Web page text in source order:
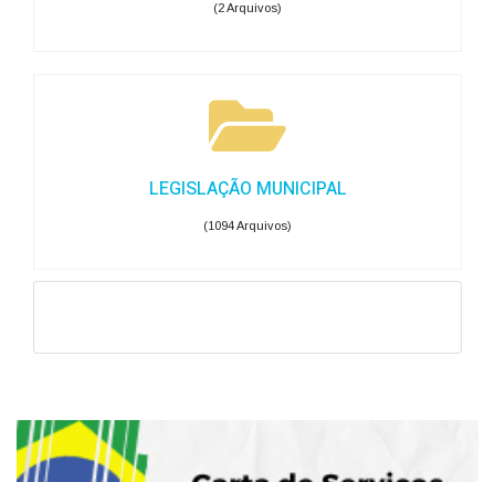
(2 Arquivos)
LEGISLAÇÃO MUNICIPAL
(1094 Arquivos)